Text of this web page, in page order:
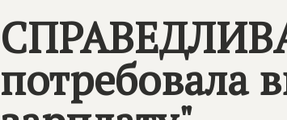
потребовала